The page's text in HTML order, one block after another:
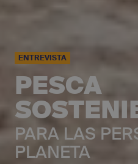
ENTREVISTA
PESCA
PARA LAS
PLANETA